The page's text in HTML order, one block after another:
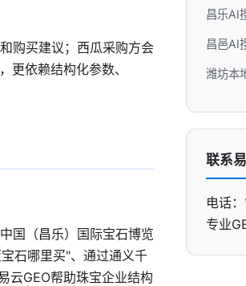
购买建议；西瓜采购方会
更依赖结构化参数、
国（昌乐）国际宝石博览
石哪里买"、通过通义千
云GEO帮助珠宝企业结构
昌乐AI
昌邑AI
潍坊本
联系
电话
专业